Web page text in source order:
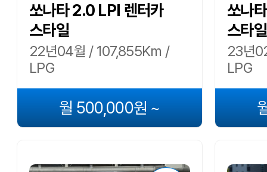
쏘나타 2.0 LPI 렌터카
스타일
22년04월 / 107,855Km /
LPG
월 500,000원 ~
쏘나
스타일
23년
LPG